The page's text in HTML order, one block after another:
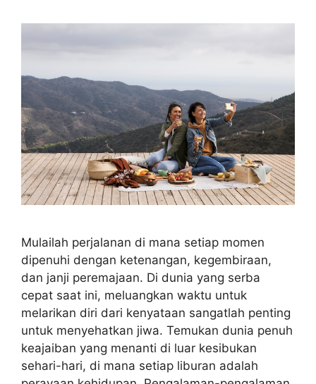
Mulailah perjalanan di mana setiap momen
dipenuhi dengan ketenangan, kegembiraan,
dan janji peremajaan. Di dunia yang serba
cepat saat ini, meluangkan waktu untuk
melarikan diri dari kenyataan sangatlah penting
untuk menyehatkan jiwa. Temukan dunia penuh
keajaiban yang menanti di luar kesibukan
sehari-hari, di mana setiap liburan adalah